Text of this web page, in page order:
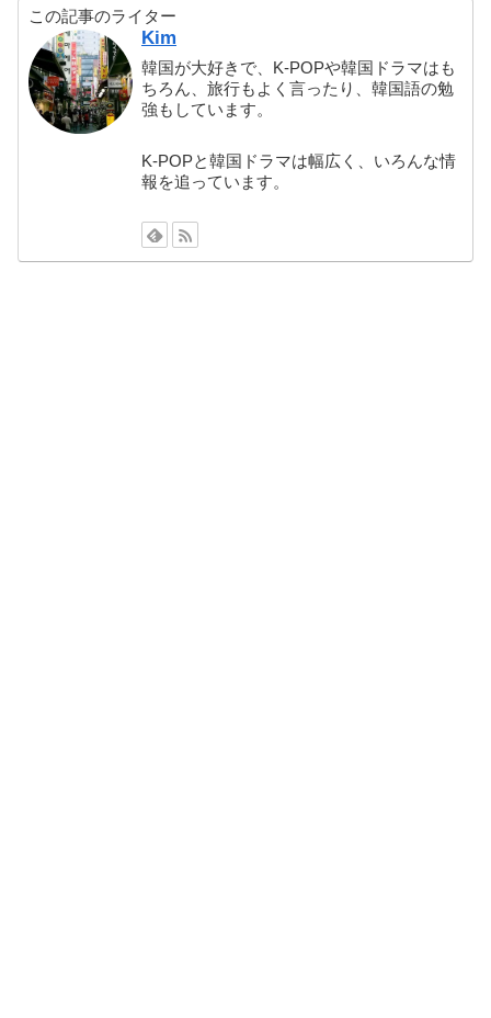
この記事のライター
Kim
韓国が大好きで、K-POPや韓国ドラマはも
ちろん、旅行もよく言ったり、韓国語の勉
強もしています。
K-POPと韓国ドラマは幅広く、いろんな情
報を追っています。